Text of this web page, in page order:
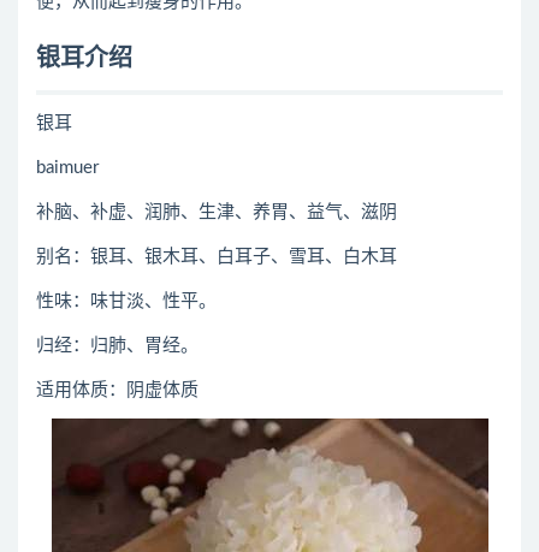
银耳介绍
银耳
baimuer
补脑、补虚、润肺、生津、养胃、益气、滋阴
别名：银耳、银木耳、白耳子、雪耳、白木耳
性味：味甘淡、性平。
归经：归肺、胃经。
适用体质：阴虚体质